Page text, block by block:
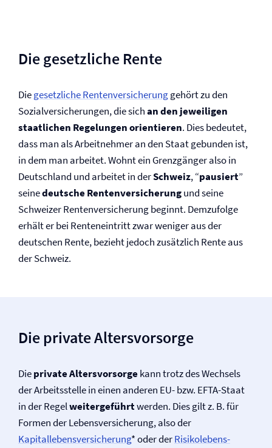
Die gesetzliche Rente
Diegesetzliche Renten­versicherunggehört zu den
Sozial­versicherungen, die sichan den jeweiligen
staatlichen Regelungen orientieren. Dies bedeutet,
dass man als Arbeitnehmer an den Staat gebunden ist,
in dem man arbeitet. Wohnt ein Grenzgänger also in
Deutschland und arbeitet in derSchweiz, “pausiert”
seinedeutsche Renten­versicherungund seine
Schweizer Renten­versicherung beginnt. Demzufolge
erhält er bei Renteneintritt zwar weniger aus der
deutschen Rente, bezieht jedoch zusätzlich Rente aus
der Schweiz.
Die private Altersvorsorge
Dieprivate Altersvorsorgekann trotz des Wechsels
der Arbeitsstelle in einen anderen EU- bzw. EFTA-Staat
in der Regelweitergeführtwerden. Dies gilt z. B. für
Formen der Lebens­versicherung, also der
Kapitallebens­versicherung* oder derRisikolebens­